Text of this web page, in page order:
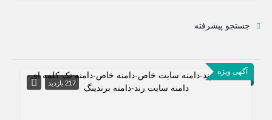
جستجو پیشرفته
آگهی ویژه
217 بازدید